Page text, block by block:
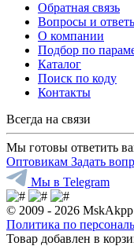
Обратная связь
Вопросы и
О компании
Подбор по
Каталог
Поиск по коду
Контакты
Всегда на связи
Мы готовы ответить
Оптовикам Задать
Мы в Telegram
© 2009 - 2026 MskAkpp
Политика по
Товар добавлен в